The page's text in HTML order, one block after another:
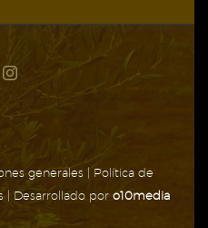
generales | Política de
| Desarrollado por o10media